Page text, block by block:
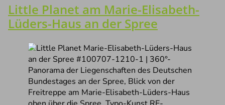
Little Planet am Marie-Elisabeth-
Lüders-Haus an der Spree